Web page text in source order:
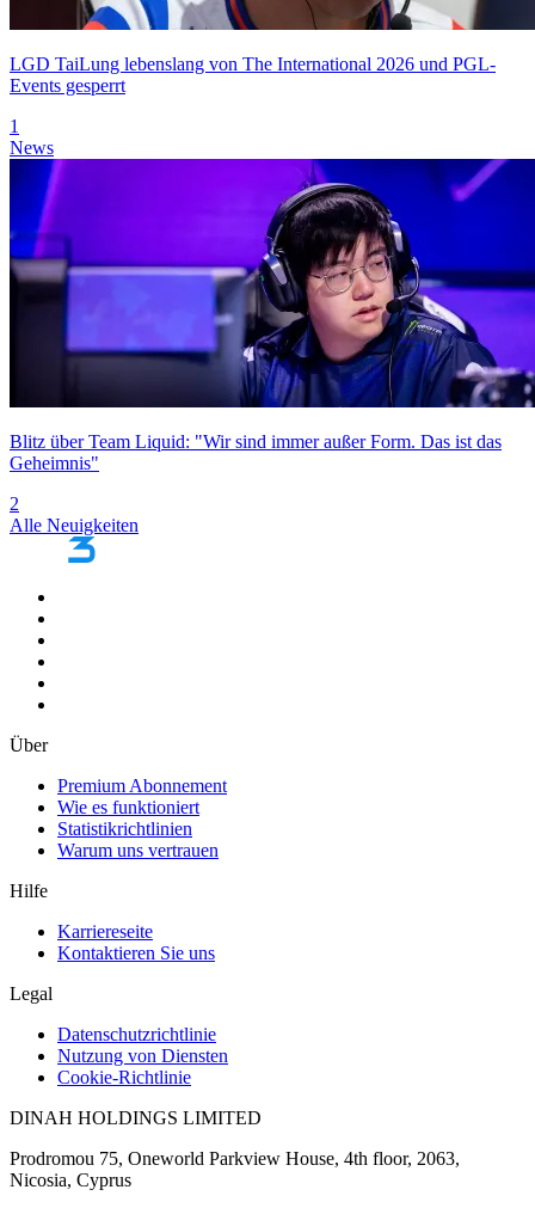
LGD TaiLung lebenslang von The International 2026 und PGL-
Events gesperrt
1
News
Blitz über Team Liquid: "Wir sind immer außer Form. Das ist das
Geheimnis"
2
Alle Neuigkeiten
Über
Premium Abonnement
Wie es funktioniert
Statistikrichtlinien
Warum uns vertrauen
Hilfe
Karriereseite
Kontaktieren Sie uns
Legal
Datenschutzrichtlinie
Nutzung von Diensten
Cookie-Richtlinie
DINAH HOLDINGS LIMITED
Prodromou 75, Oneworld Parkview House, 4th floor, 2063,
Nicosia, Cyprus